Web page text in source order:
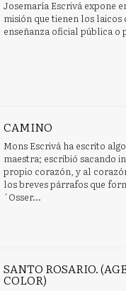
Josemaría Escrivá expone
misión que tienen los laicos
enseñanza oficial pública o
CAMINO
Mons Escrivá ha escrito
maestra; escribió sacando
propio corazón, y al
los breves párrafos que
´Osser...
SANTO ROSARIO.
COLOR)